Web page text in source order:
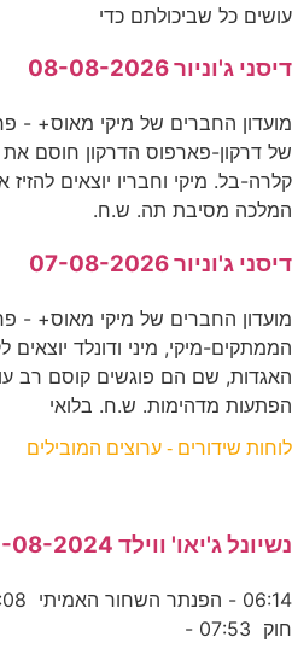
עושים כל שביכולתם כדי
דיסני ג'וניור 08-08-2026
של דרקון-פארפוס הדרקון חוסם
קלרה-בל. מיקי וחבריו יוצאים להזיז
המלכה מסיבת תה. ש.ח.
דיסני ג'וניור 07-08-2026
הממתקים-מיקי, מיני ודונלד יוצאים
האגדות, שם הם פוגשים קוסם רב
הפתעות מדהימות. ש.ח. בלואי
לוחות שידורים - ערוצים המובילים
נשיונל ג'יאו' ווילד 01-08-2024
חוק 07:53 -